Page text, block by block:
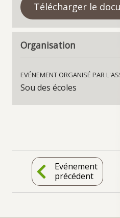
Enfance et petite
Ecole
Crèches / Assistantes
Hébergement
Restauration
Télécharger le
Organisation
EVÉNEMENT ORGANISÉ PAR
Sou des écoles
Evénement
précédent